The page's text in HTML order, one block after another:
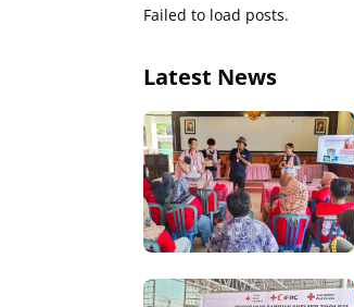
Failed to load posts.
Latest News